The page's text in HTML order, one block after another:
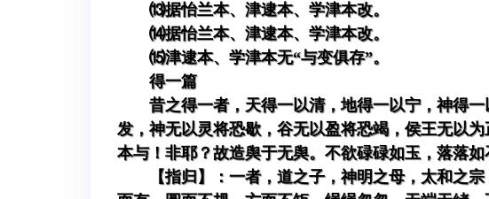
⒀据怡兰本、津逮本、学津本改。
⒁据怡兰本、津逮本、学津本改。
⒂津逮本、学津本无“与变俱存”。
得一篇
昔之得一者，天得一以清，地得一以宁，神得
发，神无以灵将恐歇，谷无以盈将恐竭，侯王无以
本与！非耶？故造舆于无舆。不欲碌碌如玉，落落
【指归】：一者，道之子，神明之母，太和之